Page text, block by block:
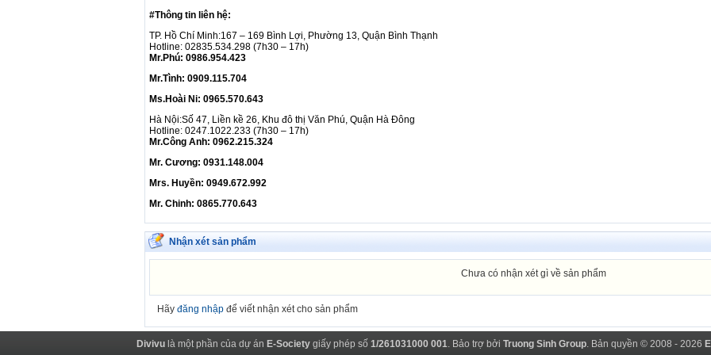
#Thông tin liên hệ:
TP. Hồ Chí Minh:167 – 169 Bình Lợi, Phường 13, Quận Bình Thạnh
Hotline: 02835.534.298 (7h30 – 17h)
Mr.Phú: 0986.954.423
Mr.Tình: 0909.115.704
Ms.Hoài Ni: 0965.570.643
Hà Nội:Số 47, Liền kề 26, Khu đô thị Văn Phú, Quận Hà Đông
Hotline: 0247.1022.233 (7h30 – 17h)
Mr.Công Anh: 0962.215.324
Mr. Cương: 0931.148.004
Mrs. Huyền: 0949.672.992
Mr. Chinh: 0865.770.643
Nhận xét sản phẩm
Chưa có nhận xét gì về sản phẩm
Hãy đăng nhập để viết nhận xét cho sản phẩm
Divivu là một phần của dự án E-Society giấy phép số 1/261031000 001. Bảo trợ bởi Truong Sinh Group. Bản quyền © 2008 - 2026